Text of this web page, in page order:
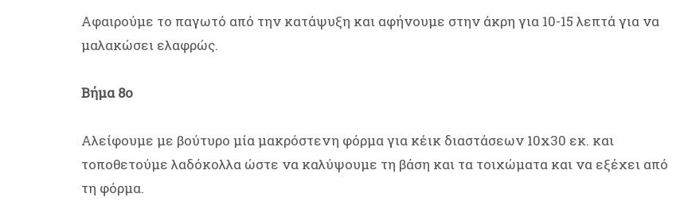
Αφαιρούμε το παγωτό από την κατάψυξη και αφήνουμε στην άκρη για 10-15 λεπτά για να
μαλακώσει ελαφρώς.
Βήμα 8ο
Αλείφουμε με βούτυρο μία μακρόστενη φόρμα για κέικ διαστάσεων 10x30 εκ. και
τοποθετούμε λαδόκολλα ώστε να καλύψουμε τη βάση και τα τοιχώματα και να εξέχει από
τη φόρμα.